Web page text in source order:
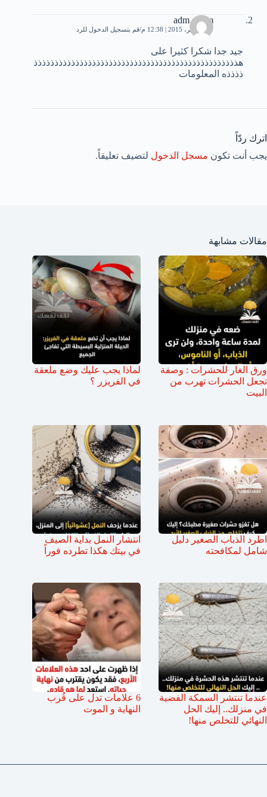
adm eslam
30 سبتمبر، 2015 | 12:38 م قم بتسجيل الدخول للرد
جيد جدا شكرا كثيرا على
هذذذذذذذذذذذذذذذذذذذذذذذذذذذذذذذذذذذذذذذذذذذذذذذذذ
ذذذذه المعلومات
اترك ردّاً
يجب أنت تكون مسجل الدخول لتضيف تعليقاً.
مقالات مشابهة
ورق الغار للحشرات : وصفة
تجعل الحشرات تهرب من
البيت
لماذا يجب عليك وضع ملعقة
في الفريزر ؟
اطرد الذباب الصغير دليل
شامل لمكافحته
انتشار النمل بداية الصيف
في بيتك هكذا تطرده فوراً
عندما تنتشر السمكة الفضية
في منزلك.. إليك الحل
النهائي للتخلص منها!
6 علامات تدل على قُرب
النهاية و الموت